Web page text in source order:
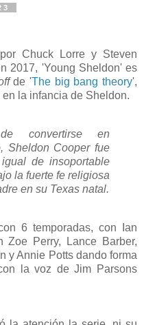
Chuck Lorre y Steven
2017, 'Young Sheldon' es
de 'The big bang theory',
en la infancia de Sheldon.
convertirse en
Sheldon Cooper fue
de insoportable
la fuerte fe religiosa
en su Texas natal.
6 temporadas, con Ian
Zoe Perry, Lance Barber,
y Annie Potts dando forma
la voz de Jim Parsons